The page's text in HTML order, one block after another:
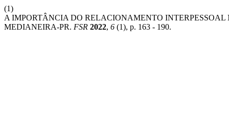
(1)
A IMPORTÂNCIA DO RELACIONAMENTO
MEDIANEIRA-PR. FSR 2022, 6 (1), p. 163 - 190.